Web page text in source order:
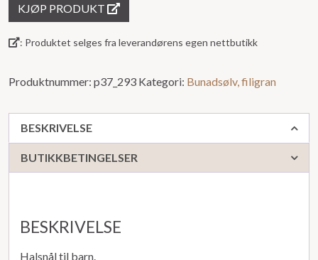
KJØP PRODUKT
: Produktet selges fra leverandørens egen nettbutikk
Produktnummer: p37_293 Kategori: Bunadsølv, filigran
BESKRIVELSE
BUTIKKBETINGELSER
BESKRIVELSE
Halsnål til barn.